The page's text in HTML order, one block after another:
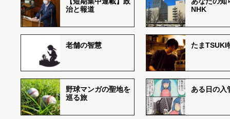
治と報道
NHK
老舗の智慧 たまTSUKI
野球マンガの聖地を
巡る旅
ある日の入